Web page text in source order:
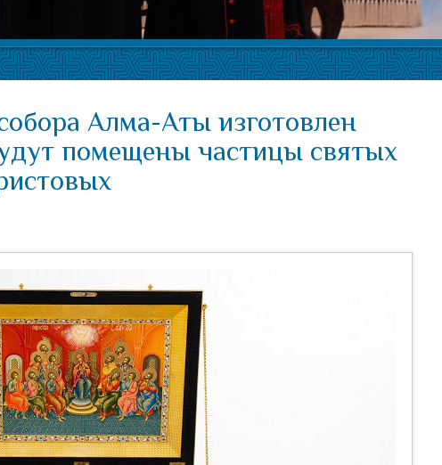
Алма-Аты изготовлен
помещены частицы святых